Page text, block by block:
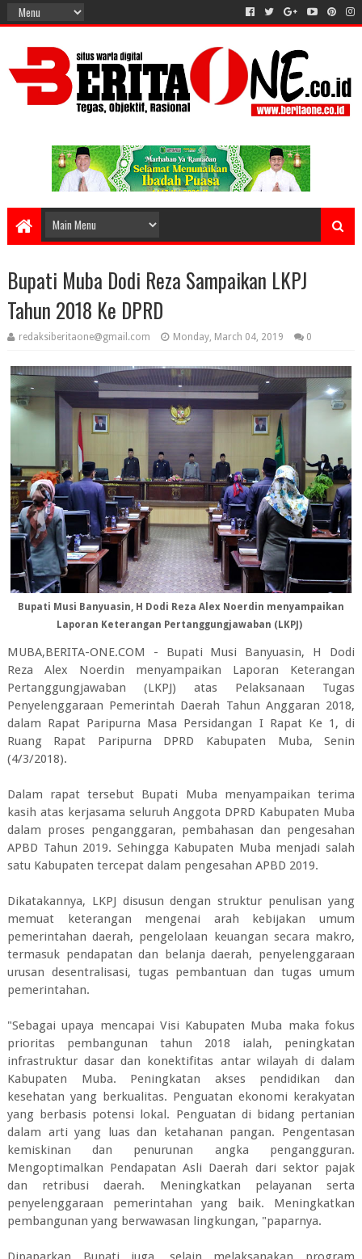
Bupati Muba Dodi Reza Sampaikan LKPJ
Tahun 2018 Ke DPRD
redaksiberitaone@gmail.com Monday, March 04, 2019 0
Bupati Musi Banyuasin, H Dodi Reza Alex Noerdin menyampaikan
Laporan Keterangan Pertanggungjawaban (LKPJ)
MUBA,BERITA-ONE.COM - Bupati Musi Banyuasin, H Dodi
Reza Alex Noerdin menyampaikan Laporan Keterangan
Pertanggungjawaban (LKPJ) atas Pelaksanaan Tugas
Penyelenggaraan Pemerintah Daerah Tahun Anggaran 2018,
dalam Rapat Paripurna Masa Persidangan I Rapat Ke 1, di
Ruang Rapat Paripurna DPRD Kabupaten Muba, Senin
(4/3/2018).
Dalam rapat tersebut Bupati Muba menyampaikan terima
kasih atas kerjasama seluruh Anggota DPRD Kabupaten Muba
dalam proses penganggaran, pembahasan dan pengesahan
APBD Tahun 2019. Sehingga Kabupaten Muba menjadi salah
satu Kabupaten tercepat dalam pengesahan APBD 2019.
Dikatakannya, LKPJ disusun dengan struktur penulisan yang
memuat keterangan mengenai arah kebijakan umum
pemerintahan daerah, pengelolaan keuangan secara makro,
termasuk pendapatan dan belanja daerah, penyelenggaraan
urusan desentralisasi, tugas pembantuan dan tugas umum
pemerintahan.
"Sebagai upaya mencapai Visi Kabupaten Muba maka fokus
prioritas pembangunan tahun 2018 ialah, peningkatan
infrastruktur dasar dan konektifitas antar wilayah di dalam
Kabupaten Muba. Peningkatan akses pendidikan dan
kesehatan yang berkualitas. Penguatan ekonomi kerakyatan
yang berbasis potensi lokal. Penguatan di bidang pertanian
dalam arti yang luas dan ketahanan pangan. Pengentasan
kemiskinan dan penurunan angka pengangguran.
Mengoptimalkan Pendapatan Asli Daerah dari sektor pajak
dan retribusi daerah. Meningkatkan pelayanan serta
penyelenggaraan pemerintahan yang baik. Meningkatkan
pembangunan yang berwawasan lingkungan, "paparnya.